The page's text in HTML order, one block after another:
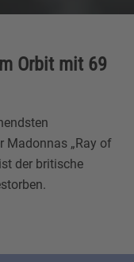
Orbit mit 69
Madonnas „Ray of
der britische